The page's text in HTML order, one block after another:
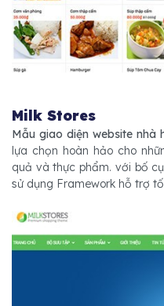
Milk Stores
Mẫu giao diện website nhà
lựa chọn hoàn hảo cho
quả và thực phẩm. với bố
sử dụng Framework hỗ trợ